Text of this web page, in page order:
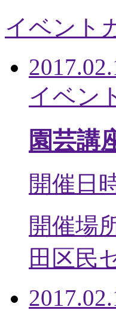
イベント
イベン
園芸講
開催日
開催場
田区民